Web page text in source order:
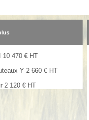
10 470 € HT
Y 2 660 € HT
2 120 € HT